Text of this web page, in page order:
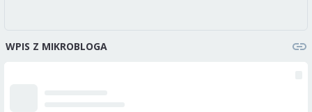
WPIS Z MIKROBLOGA